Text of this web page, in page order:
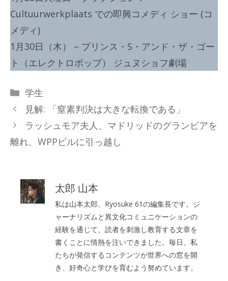
Cultuurwerkplaats での即興コメディ ショー (コ
メディ)
1月30日（木） – プリンス・S・アンド・ザ・ゴー
ト（エレクトロポップ） ジュヌショフ劇場
カ
テ
ゴ
リ
ー
学生
見解: 「窒素判決は大きな転換である」
ラッシュモア夫人、マドリッドのグランビアを
離れ、WPPビルに引っ越し
太郎 山本
私は山本太郎、Ryosuke 61の編集長です。ジ
ャーナリズムと異文化コミュニケーションの
経験を通じて、読者を刺激し教育する文章を
書くことに情熱を注いできました。毎日、私
たちが発信するコンテンツが世界への窓を開
き、好奇心と学びを育むよう努めています。